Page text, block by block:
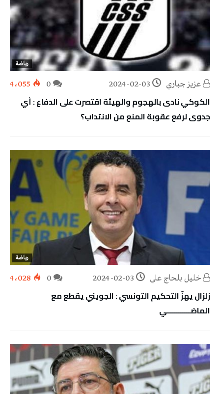
رياضة
عزيز جباري 2024-02-03 4٬055
الكوكي نادى بالهجوم والهيئة اقتصرت على الدفاع : أي
جدوى لرفع عقوبة المنع من الانتداب؟
رياضة
خليل‭ ‬بلحاج‭ ‬علي 2024-02-03 4٬028
زلزال يهزّ التحكيم التونسي : الجويني يقطع مع
الماضــــــــــــي